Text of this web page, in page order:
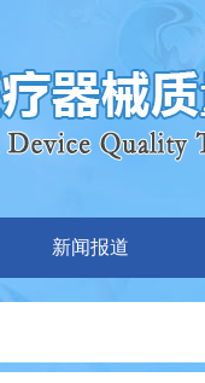
新闻报道